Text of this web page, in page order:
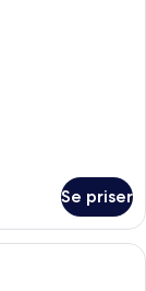
Se priser